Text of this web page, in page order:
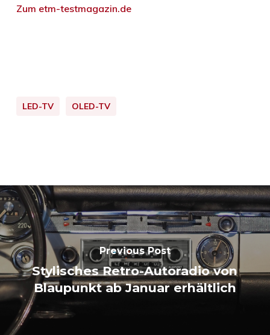
Zum etm-testmagazin.de
LED-TV OLED-TV
Previous Post
Stylisches Retro-Autoradio von
Blaupunkt ab Januar erhältlich